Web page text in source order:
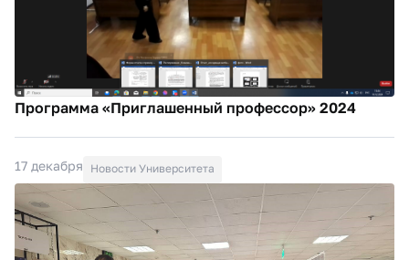
Программа «Приглашенный профессор» 2024
17 декабря Новости Университета